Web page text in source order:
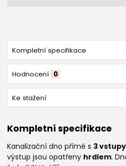
Kompletní specifikace
Hodnocení 0
Ke stažení
Kompletní specifikace
Kanalizační dno přímé s 3vstupy
výstup jsou opatřeny hrdlem.